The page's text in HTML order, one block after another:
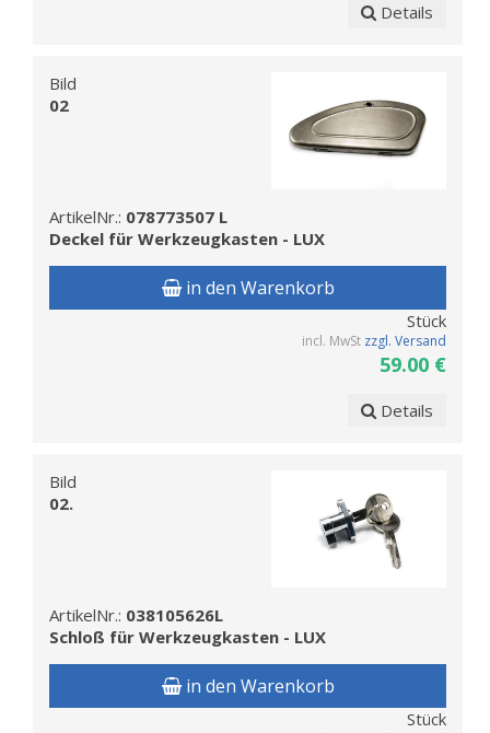
Details
Bild
02
ArtikelNr.: 078773507 L
Deckel für Werkzeugkasten - LUX
in den Warenkorb
Stück
incl. MwSt zzgl. Versand
59.00 €
Details
Bild
02.
ArtikelNr.: 038105626L
Schloß für Werkzeugkasten - LUX
in den Warenkorb
Stück